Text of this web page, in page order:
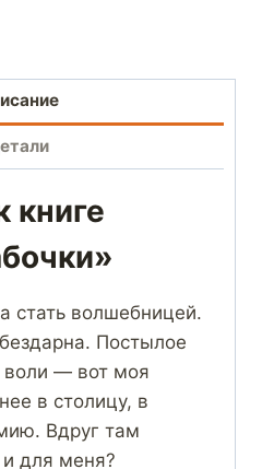
книге
стать волшебницей.
Постылое
воли — вот моя
в столицу, в
Вдруг там
для меня?